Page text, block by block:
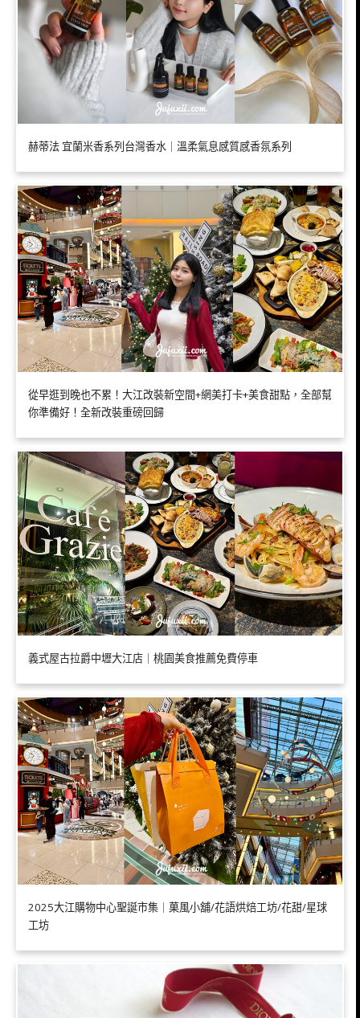
赫蒂法 宜蘭米香系列台灣香水｜溫柔氣息感質感香氛系列
從早逛到晚也不累！大江改裝新空間+網美打卡+美食甜點，全部幫
你準備好！全新改裝重磅回歸
義式屋古拉爵中壢大江店｜桃園美食推薦免費停車
2025大江購物中心聖誕市集｜菓風小舖/花語烘焙工坊/花甜/星球
工坊